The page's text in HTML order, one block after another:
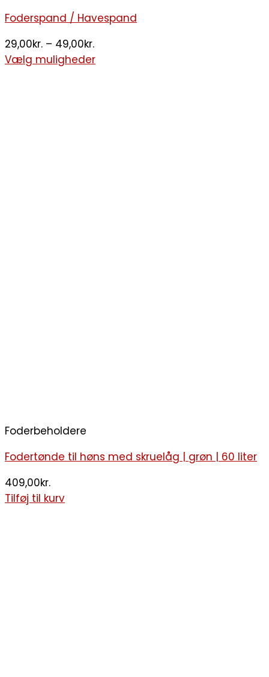
Foderspand / Havespand
29,00kr. – 49,00kr.
Vælg muligheder
Foderbeholdere
Fodertønde til høns med skruelåg | grøn | 60 liter
409,00kr.
Tilføj til kurv